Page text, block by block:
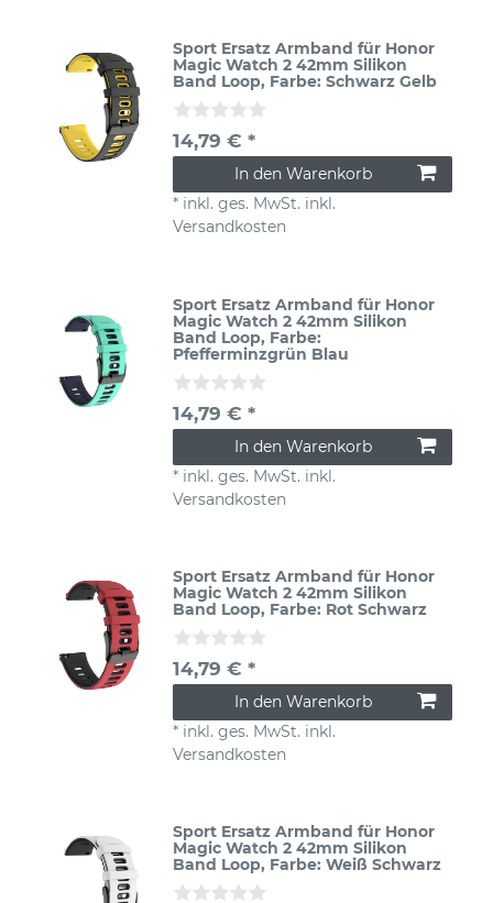
Sport Ersatz Armband für Honor
Magic Watch 2 42mm Silikon
Band Loop, Farbe: Schwarz Gelb
14,79 € *
In den Warenkorb
* inkl. ges. MwSt. inkl.
Versandkosten
Sport Ersatz Armband für Honor
Magic Watch 2 42mm Silikon
Band Loop, Farbe:
Pfefferminzgrün Blau
14,79 € *
In den Warenkorb
* inkl. ges. MwSt. inkl.
Versandkosten
Sport Ersatz Armband für Honor
Magic Watch 2 42mm Silikon
Band Loop, Farbe: Rot Schwarz
14,79 € *
In den Warenkorb
* inkl. ges. MwSt. inkl.
Versandkosten
Sport Ersatz Armband für Honor
Magic Watch 2 42mm Silikon
Band Loop, Farbe: Weiß Schwarz